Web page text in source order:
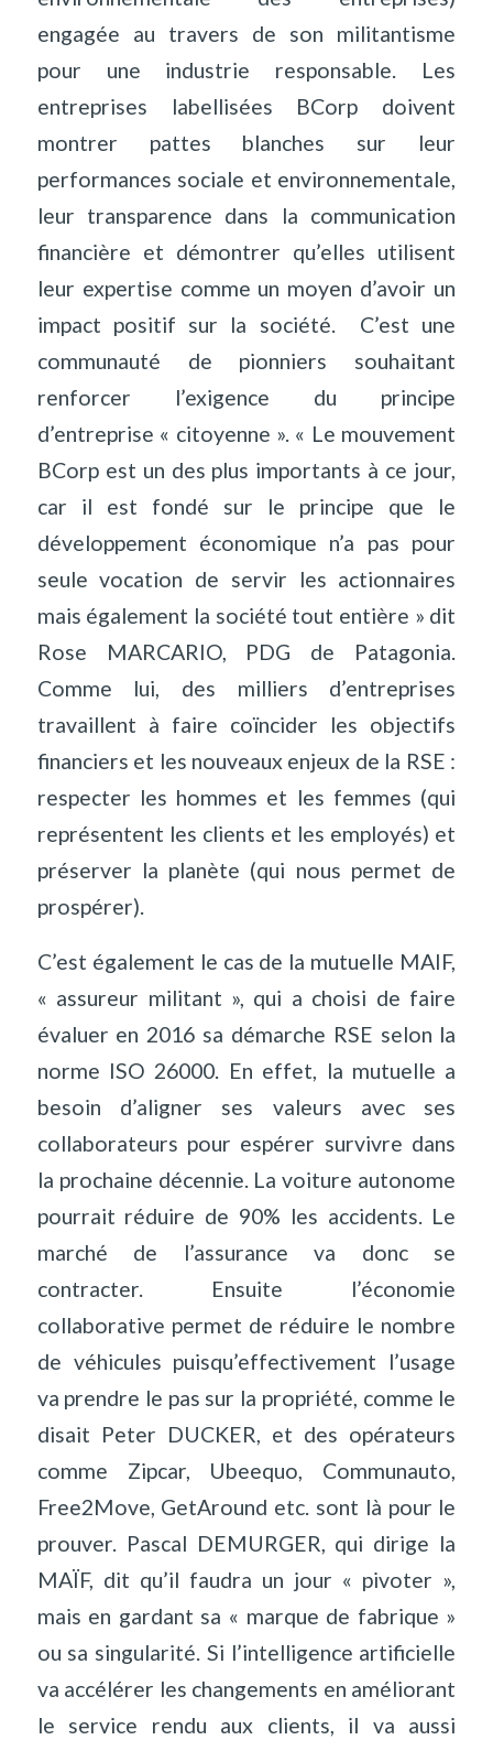
engagée au travers de son militantisme
pour une industrie responsable. Les
entreprises labellisées BCorp doivent
montrer pattes blanches sur leur
performances sociale et environnementale,
leur transparence dans la communication
financière et démontrer qu’elles utilisent
leur expertise comme un moyen d’avoir un
impact positif sur la société.
C’est une
communauté de pionniers souhaitant
renforcer l’exigence du principe
d’entreprise « citoyenne ». « Le mouvement
BCorp est un des plus importants à ce jour,
car il est fondé sur le principe que le
développement économique n’a pas pour
seule vocation de servir les actionnaires
mais également la société tout entière » dit
Rose MARCARIO, PDG de Patagonia.
Comme lui, des milliers d’entreprises
travaillent à faire coïncider les objectifs
financiers et les nouveaux enjeux de la RSE :
respecter les hommes et les femmes (qui
représentent les clients et les employés) et
préserver la planète (qui nous permet de
prospérer).
C’est également le cas de la mutuelle MAIF,
« assureur militant », qui a choisi de faire
évaluer en 2016 sa démarche RSE selon la
norme ISO 26000. En effet, la mutuelle a
besoin d’aligner ses valeurs avec ses
collaborateurs pour espérer survivre dans
la prochaine décennie. La voiture autonome
pourrait réduire de 90% les accidents. Le
marché de l’assurance va donc se
contracter. Ensuite l’économie
collaborative permet de réduire le nombre
de véhicules puisqu’effectivement l’usage
va prendre le pas sur la propriété, comme le
disait Peter DUCKER, et des opérateurs
comme Zipcar, Ubeequo, Communauto,
Free2Move, GetAround etc. sont là pour le
prouver. Pascal DEMURGER, qui dirige la
MAÏF, dit qu’il faudra un jour « pivoter »,
mais en gardant sa « marque de fabrique »
ou sa singularité. Si l’intelligence artificielle
va accélérer les changements en améliorant
le service rendu aux clients, il va aussi